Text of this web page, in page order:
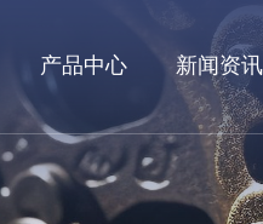
产品中心 新闻资讯